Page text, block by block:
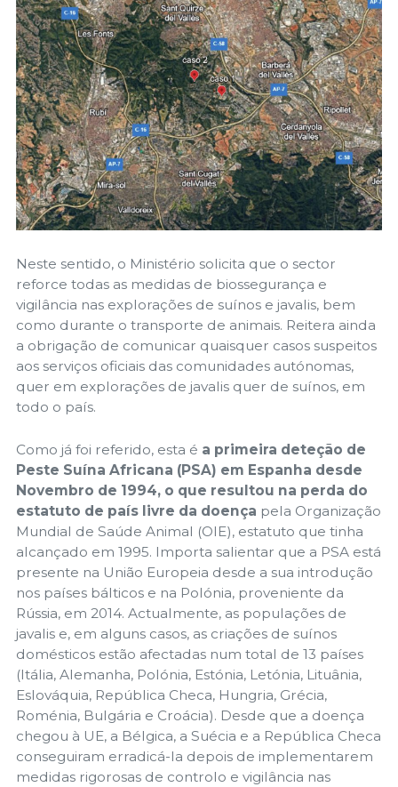
Neste sentido, o Ministério solicita que o sector
reforce todas as medidas de biossegurança e
vigilância nas explorações de suínos e javalis, bem
como durante o transporte de animais. Reitera ainda
a obrigação de comunicar quaisquer casos suspeitos
aos serviços oficiais das comunidades autónomas,
quer em explorações de javalis quer de suínos, em
todo o país.
Como já foi referido, esta é a primeira deteção de
Peste Suína Africana (PSA) em Espanha desde
Novembro de 1994, o que resultou na perda do
estatuto de país livre da doença pela Organização
Mundial de Saúde Animal (OIE), estatuto que tinha
alcançado em 1995. Importa salientar que a PSA está
presente na União Europeia desde a sua introdução
nos países bálticos e na Polónia, proveniente da
Rússia, em 2014. Actualmente, as populações de
javalis e, em alguns casos, as criações de suínos
domésticos estão afectadas num total de 13 países
(Itália, Alemanha, Polónia, Estónia, Letónia, Lituânia,
Eslováquia, República Checa, Hungria, Grécia,
Roménia, Bulgária e Croácia). Desde que a doença
chegou à UE, a Bélgica, a Suécia e a República Checa
conseguiram erradicá-la depois de implementarem
medidas rigorosas de controlo e vigilância nas